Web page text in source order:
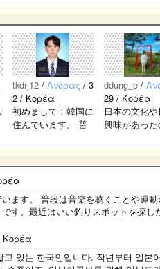
2.02
なったの
が、遅か
ったから
いろんな
情報が欲
す。 highl
ightにな
ちは変わ
バー全員
が大好き
きなのは
김소정 정
비 최유나
황은비 김
예원 여!!
자!!친!!
구!!..
tkdrj12 / Άνδρας / 3
2 / Κορέα
初めまして！韓国に
住んでいます。 ​普
間がある時は釣りに
行くのが本当に大好
釣りスポットを探し
たり、ノリのいい
音..
ddung_e /
29 / Κορέα
日本の文化
興味があった
ずつ勉強し
いです。 も
ん、私も韓
韓国..
ます。 ​普段は音楽を聴くことや運
す。最近はいい釣りスポットを探し
Κορέα
있는 한국인입니다. 작년부터 일본